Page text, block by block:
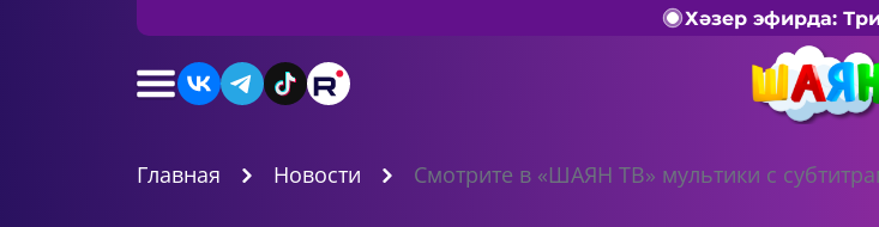
Хәзер эфирда:
Главная Новости Смотрите в «ШАЯН ТВ» мультики с